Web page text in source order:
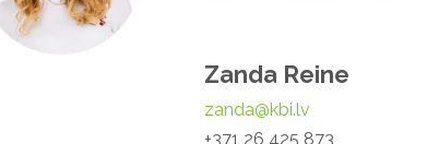
Zanda Reine
zanda@kbi.lv
+371 26 425 873